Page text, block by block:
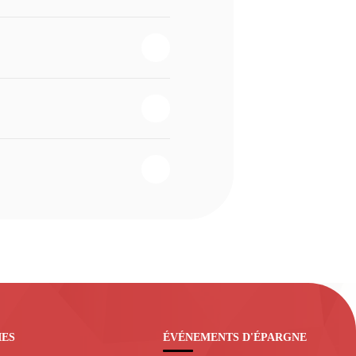
ÉVÉNEMENTS D'ÉPARGNE